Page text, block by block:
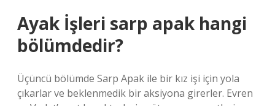
Ayak İşleri sarp apak hangi
bölümdedir?
Üçüncü bölümde Sarp Apak ile bir kız işi için yola
çıkarlar ve beklenmedik bir aksiyona girerler. Evren